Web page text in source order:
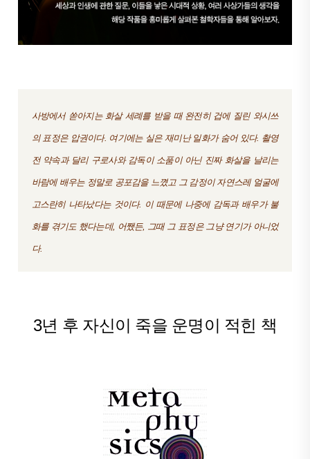
사방에서 쏟아지는 화살 세례를 받을 때 완전히 겁에 질린 와시쓰
의 표정은 압권이다. 여기에는 실은 재미난 일화가 숨어 있다. 촬영
전 약속과 달리 구로사와 감독이 소품이 아닌 진짜 화살을 날리는
바람에 배우는 정말로 공포감을 느꼈고 그 감정이 자연스레 얼굴에
고스란히 나타났다는 것이다. 이 때문에 나중에 감독과 배우가 불
화를 겪기도 했다는데, 어쨌든, 그때 그 표정은 그냥 연기가 아니었
다.
3년 후 자신이 죽을 운명이 적힌 책